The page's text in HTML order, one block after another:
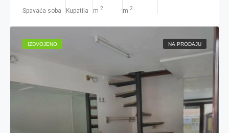
Spavaća soba Kupatila m 2 m 2
IZDVOJENO NA PRODAJU